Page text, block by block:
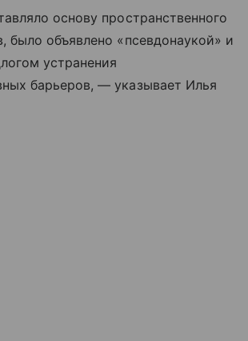
основу пространственного
было объявлено «псевдонаукой» и
устранения
барьеров, — указывает Илья